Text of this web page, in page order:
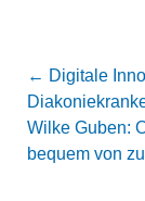
← Digitale
Wilke Guben:
bequem von